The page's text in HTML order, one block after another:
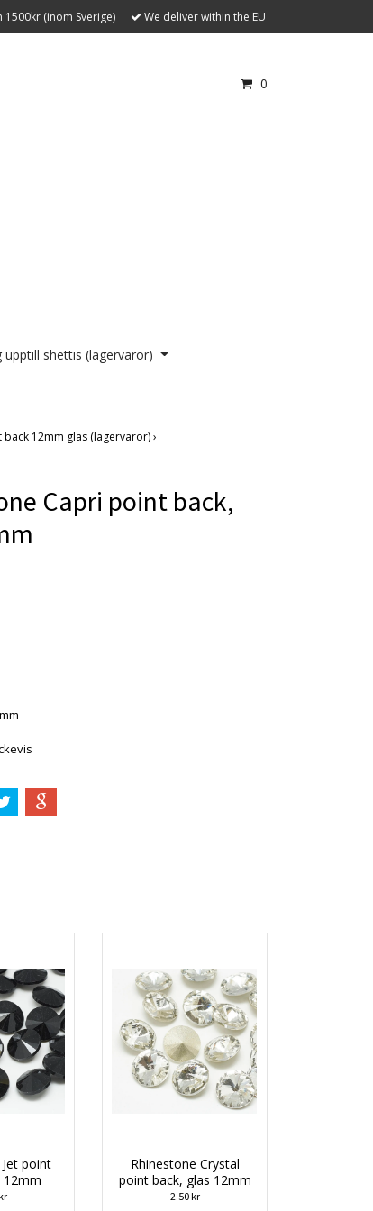
1500kr (inom Sverige) We deliver within the EU
0
upptill shettis (lagervaror)
back 12mm glas (lagervaror)›
Capri point back,
point
12mm
Rhinestone Crystal
point back, glas 12mm
2.50 kr